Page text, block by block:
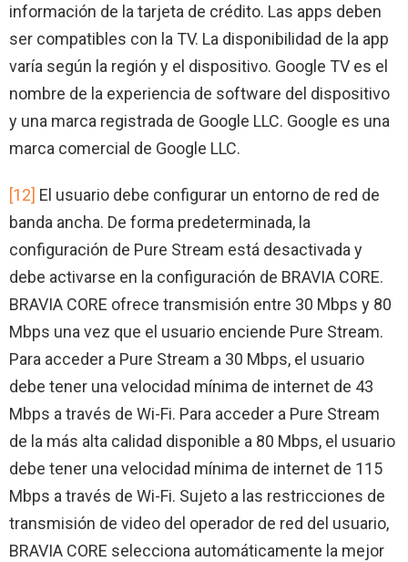
información de la tarjeta de crédito. Las apps deben
ser compatibles con la TV. La disponibilidad de la app
varía según la región y el dispositivo. Google TV es el
nombre de la experiencia de software del dispositivo
y una marca registrada de Google LLC. Google es una
marca comercial de Google LLC.
[12] El usuario debe configurar un entorno de red de
banda ancha. De forma predeterminada, la
configuración de Pure Stream está desactivada y
debe activarse en la configuración de BRAVIA CORE.
BRAVIA CORE ofrece transmisión entre 30 Mbps y 80
Mbps una vez que el usuario enciende Pure Stream.
Para acceder a Pure Stream a 30 Mbps, el usuario
debe tener una velocidad mínima de internet de 43
Mbps a través de Wi-Fi. Para acceder a Pure Stream
de la más alta calidad disponible a 80 Mbps, el usuario
debe tener una velocidad mínima de internet de 115
Mbps a través de Wi-Fi. Sujeto a las restricciones de
transmisión de video del operador de red del usuario,
BRAVIA CORE selecciona automáticamente la mejor